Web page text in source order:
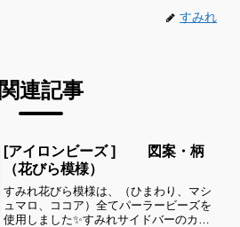
すみれ
関連記事
[アイロンビーズ ] 図案・柄
（花びら模様）
すみれ花びら模様は、（ひまわり、マシ
ュマロ、ココア）全てパーラービーズを
使用しました✨すみれサイドバーのカテ